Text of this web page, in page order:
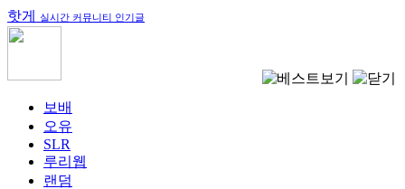
핫게 실시간 커뮤니티 인기글
보배
오유
SLR
루리웹
랜덤